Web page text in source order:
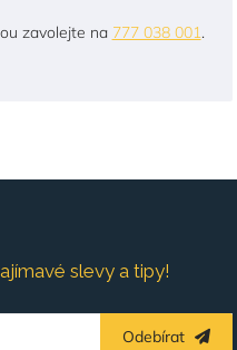
zavolejte na 777 038 001.
slevy a tipy!
Odebírat